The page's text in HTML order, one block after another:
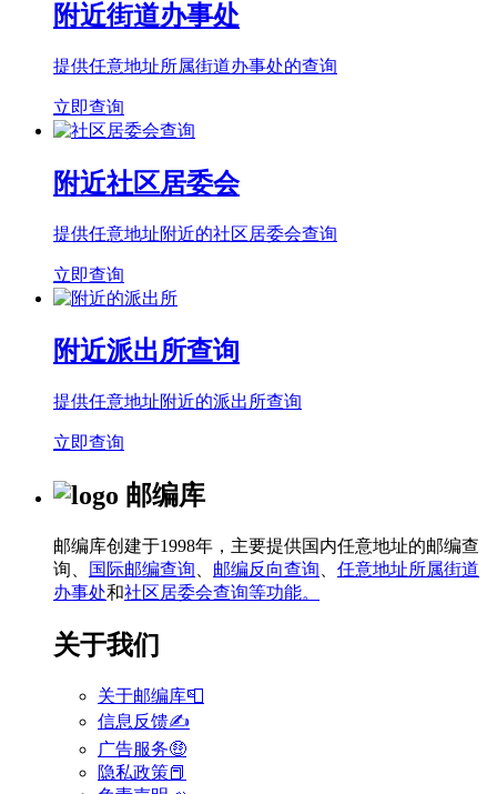
附近街道办事处
提供任意地址所属街道办事处的查询
立即查询
附近社区居委会
提供任意地址附近的社区居委会查询
立即查询
附近派出所查询
提供任意地址附近的派出所查询
立即查询
邮编库
邮编库创建于1998年，主要提供国内任意地址的邮编查
询、
国际邮编查询 邮编反向查询
任意地址所属街道
办事处和社区居委会查询等功能。
关于我们
关于邮编库📮
信息反馈✍
广告服务🤑
隐私政策📕